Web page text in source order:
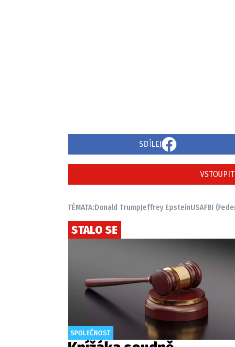
SDÍLEJ
TÉMATA:Donald TrumpJeffrey EpsteinUSAFBI
STALO SE
SPOLEČNOST